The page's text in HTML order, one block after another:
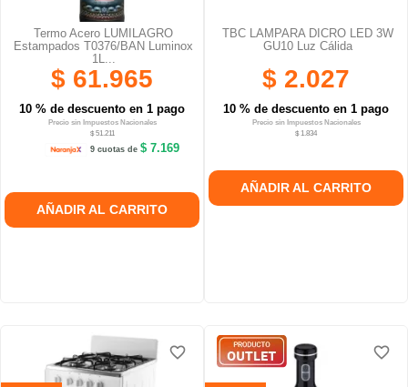
Termo Acero LUMILAGRO
Estampados T0376/BAN Luminox
1L...
$ 61.965
10 % de descuento en 1 pago
Precio sin Impuestos Nacionales
$ 51.211
9 cuotas de $ 7.169
AÑADIR AL CARRITO
TBC LAMPARA DICRO LED 3W
GU10 Luz Cálida
$ 2.027
10 % de descuento en 1 pago
Precio sin Impuestos Nacionales
$ 1.834
AÑADIR AL CARRITO
favorite_border
favorite_border
favorite_border favorite_border
favorite_border
favorite_border